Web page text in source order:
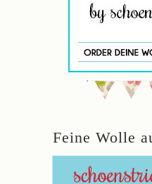
Feine Wolle